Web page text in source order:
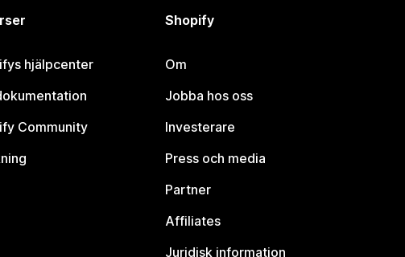
hjälpcenter
Community
Shopify
Om
Jobba hos oss
Investerare
Press och media
Partner
Affiliates
Juridisk information